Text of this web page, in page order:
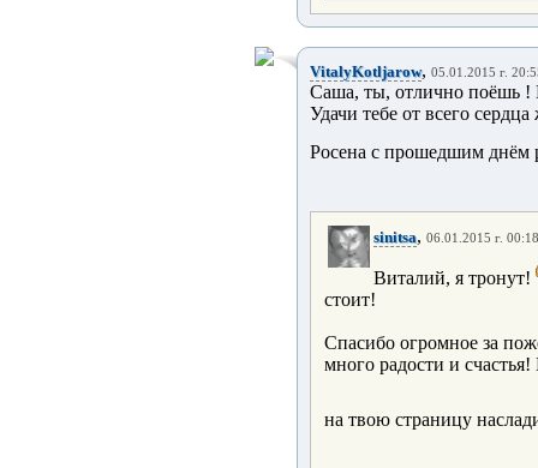
VitalyKotljarow, 05.01.2015 г.
Саша, ты, отлично поёшь !
Удачи тебе от всего
Росена с прошедшим
sinitsa, 06.01.2015 г. 00:18
Виталий, я тронут!
стоит!
Спасибо огромное за
много радости и
на твою страницу